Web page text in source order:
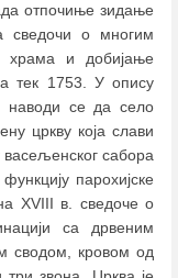
отпочиње зидање
сведочи о многим
храма и добијање
тек 1753. У опису
наводи се да село
цркву која слави
сабора
парохијске
XVIII в. сведоче о
са дрвеним
сводом, кровом од